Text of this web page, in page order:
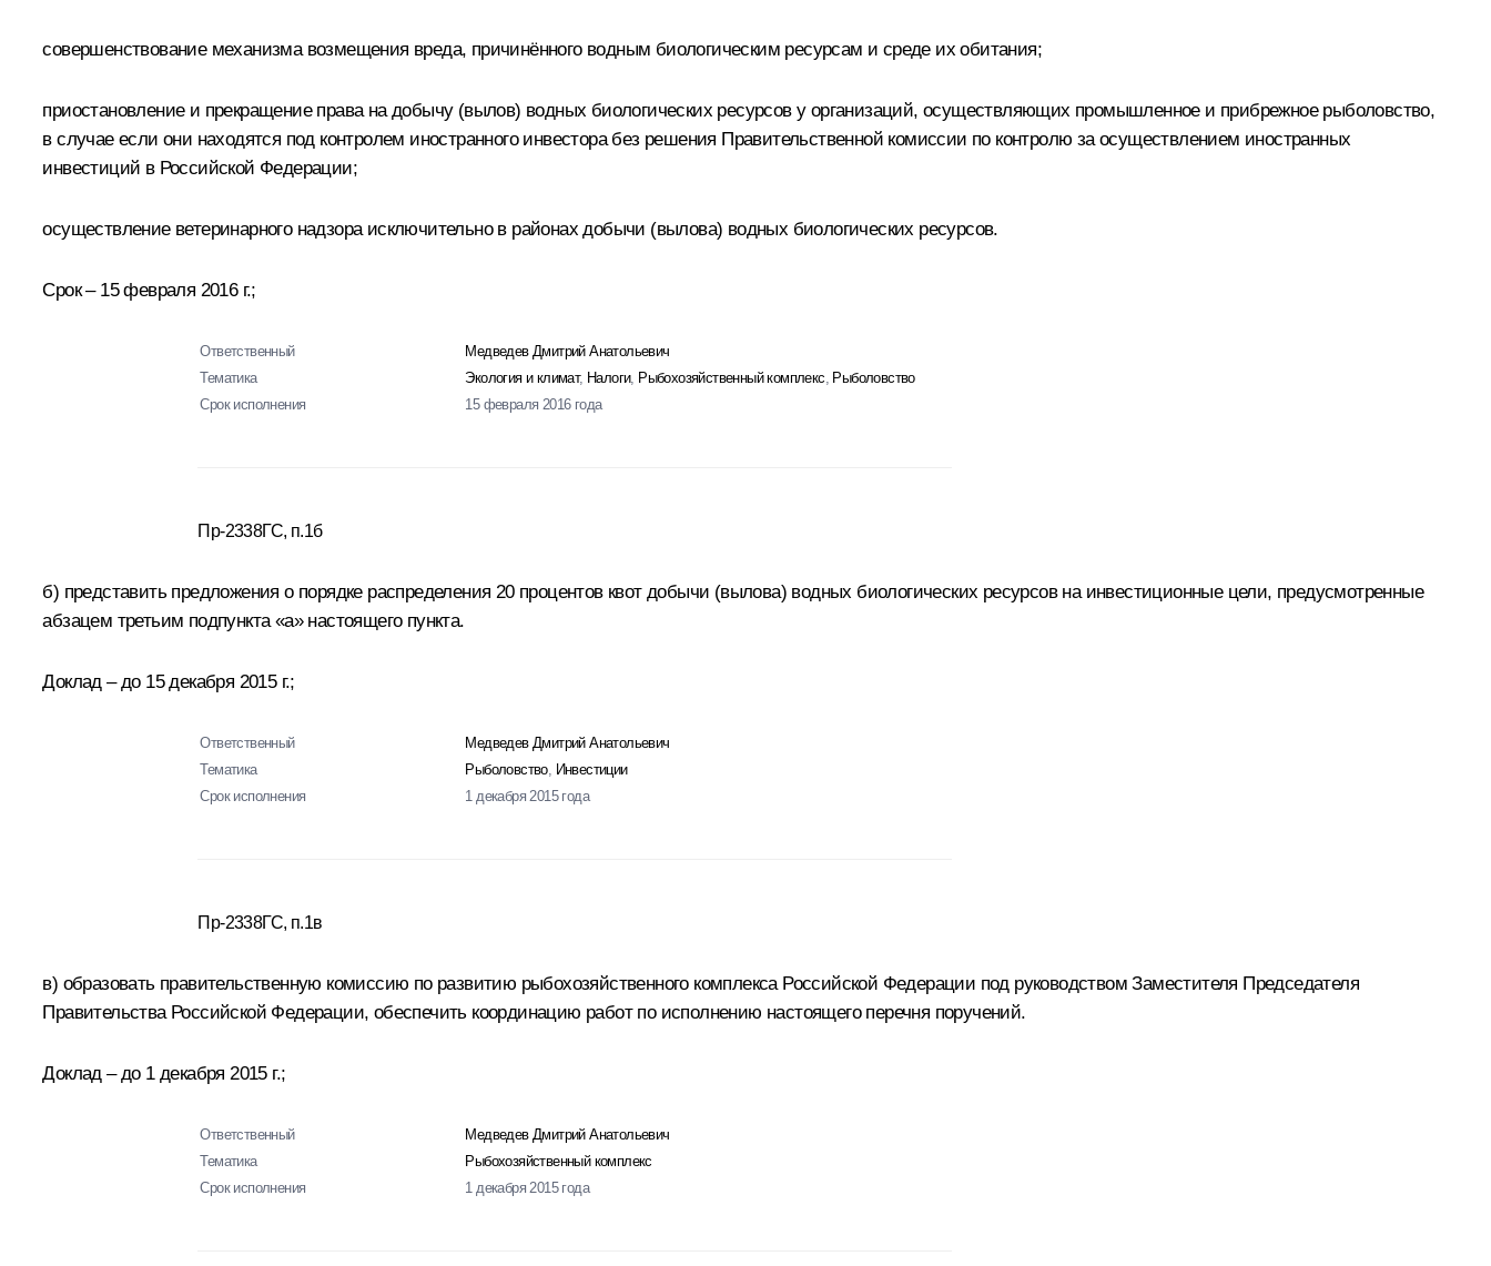
совершенствование механизма возмещения вреда, причинённого водным биологическим ресурсам и среде их обитания;
приостановление и прекращение права на добычу (вылов) водных биологических ресурсов у организаций, осуществляющих промышленное и прибрежное рыболовство,
в случае если они находятся под контролем иностранного инвестора без решения Правительственной комиссии по контролю за осуществлением иностранных
инвестиций в Российской Федерации;
осуществление ветеринарного надзора исключительно в районах добычи (вылова) водных биологических ресурсов.
Срок – 15 февраля 2016 г.;
Ответственный
Медведев Дмитрий Анатольевич
Тематика
Экология и климат, Налоги, Рыбохозяйственный комплекс Рыболовство
Срок исполнения
15 февраля 2016 года
Пр-2338ГС, п.1б
б) представить предложения о порядке распределения 20 процентов квот добычи (вылова) водных биологических ресурсов на инвестиционные цели, предусмотренные
абзацем третьим подпункта «а» настоящего пункта.
Доклад – до 15 декабря 2015 г.;
Ответственный
Медведев Дмитрий Анатольевич
Тематика
Рыболовство, Инвестиции
Срок исполнения
1 декабря 2015 года
Пр-2338ГС, п.1в
в) образовать правительственную комиссию по развитию рыбохозяйственного комплекса Российской Федерации под руководством Заместителя Председателя
Правительства Российской Федерации, обеспечить координацию работ по исполнению настоящего перечня поручений.
Доклад – до 1 декабря 2015 г.;
Ответственный
Медведев Дмитрий Анатольевич
Тематика
Рыбохозяйственный комплекс
Срок исполнения
1 декабря 2015 года